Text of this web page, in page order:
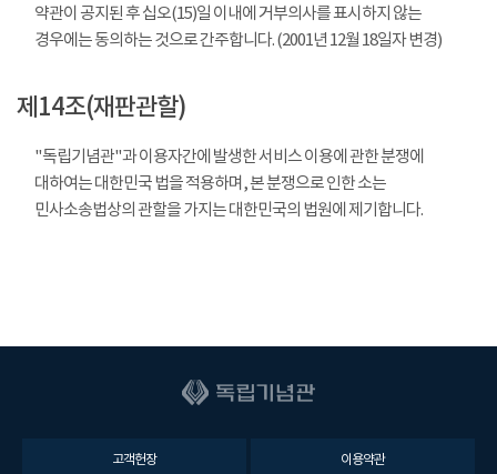
약관이 공지된 후 십오(15)일 이내에 거부의사를 표시하지 않는
경우에는 동의하는 것으로 간주합니다. (2001년 12월 18일자 변경)
제14조(재판관할)
"독립기념관"과 이용자간에 발생한 서비스 이용에 관한 분쟁에
대하여는 대한민국 법을 적용하며, 본 분쟁으로 인한 소는
민사소송법상의 관할을 가지는 대한민국의 법원에 제기합니다.
고객헌장 이용약관